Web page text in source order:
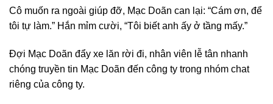
Cô muốn ra ngoài giúp đỡ, Mạc Doãn can lại: “Cám ơn, để
tôi tự làm.” Hắn mỉm cười, “Tôi biết anh ấy ở tầng mấy.”
Đợi Mạc Doãn đẩy xe lăn rời đi, nhân viên lễ tân nhanh
chóng truyền tin Mạc Doãn đến công ty trong nhóm chat
riêng của công ty.